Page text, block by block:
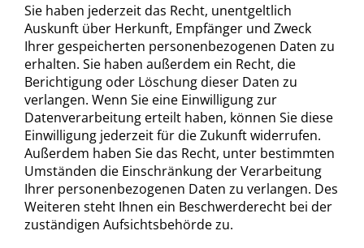
Sie haben jederzeit das Recht, unentgeltlich
Auskunft über Herkunft, Empfänger und Zweck
Ihrer gespeicherten personenbezogenen Daten zu
erhalten. Sie haben außerdem ein Recht, die
Berichtigung oder Löschung dieser Daten zu
verlangen. Wenn Sie eine Einwilligung zur
Datenverarbeitung erteilt haben, können Sie diese
Einwilligung jederzeit für die Zukunft widerrufen.
Außerdem haben Sie das Recht, unter bestimmten
Umständen die Einschränkung der Verarbeitung
Ihrer personenbezogenen Daten zu verlangen. Des
Weiteren steht Ihnen ein Beschwerderecht bei der
zuständigen Aufsichtsbehörde zu.